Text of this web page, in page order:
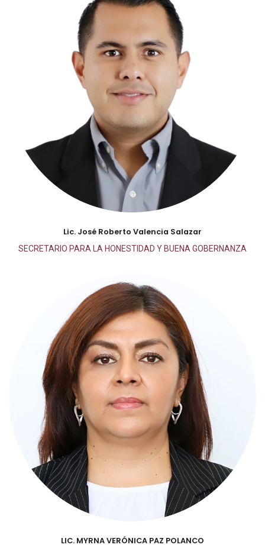
Lic. José Roberto Valencia Salazar
SECRETARIO PARA LA HONESTIDAD Y BUENA GOBERNANZA
LIC. MYRNA VERÓNICA PAZ POLANCO